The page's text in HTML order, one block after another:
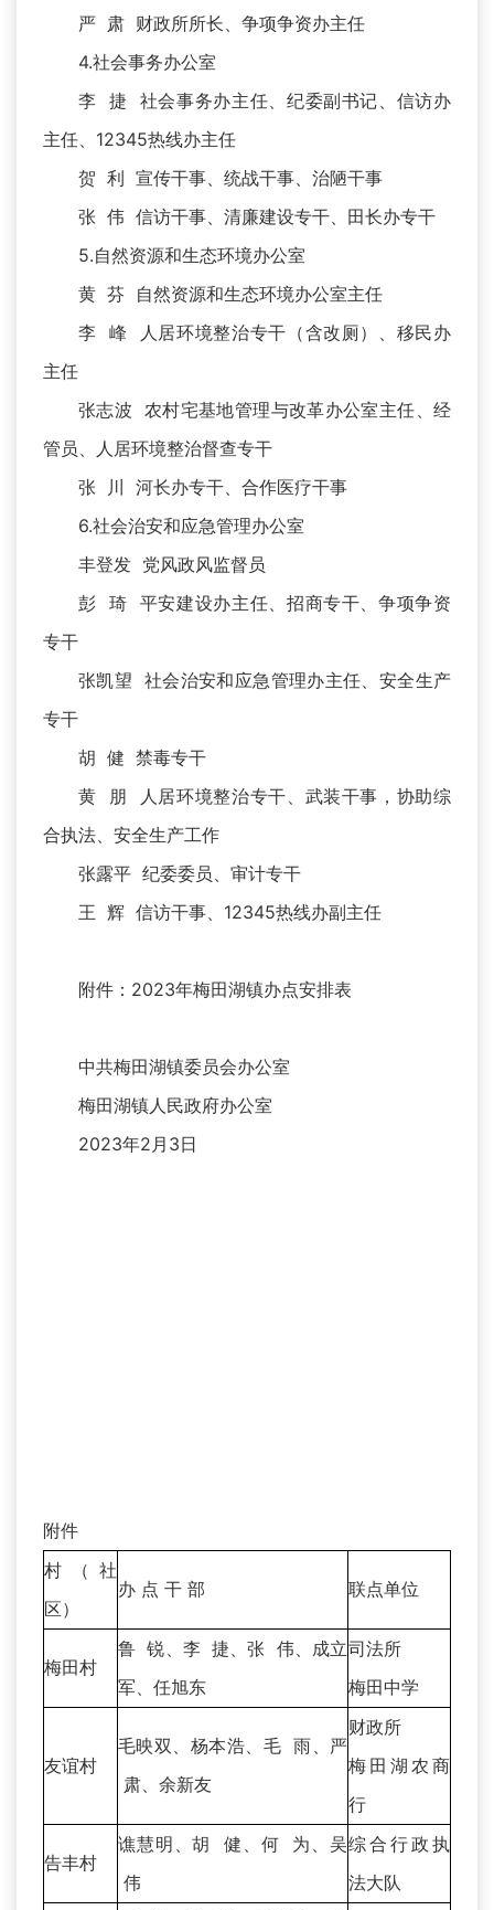
严 肃 财政所所长、争项争资办主任
4.社会事务办公室
李 捷 社会事务办主任、纪委副书记、信访办
主任、12345热线办主任
贺 利 宣传干事、统战干事、治陋干事
张 伟 信访干事、清廉建设专干、田长办专干
5.自然资源和生态环境办公室
黄 芬 自然资源和生态环境办公室主任
李 峰 人居环境整治专干（含改厕）、移民办
主任
张志波 农村宅基地管理与改革办公室主任、经
管员、人居环境整治督查专干
张 川 河长办专干、合作医疗干事
6.社会治安和应急管理办公室
丰登发 党风政风监督员
彭 琦 平安建设办主任、招商专干、争项争资
专干
张凯望 社会治安和应急管理办主任、安全生产
专干
胡 健 禁毒专干
黄 朋 人居环境整治专干、武装干事，协助综
合执法、安全生产工作
张露平 纪委委员、审计专干
王 辉 信访干事、12345热线办副主任
附件：2023年梅田湖镇办点安排表
中共梅田湖镇委员会办公室
梅田湖镇人民政府办公室
2023年2月3日
附件
村（社
区）
办 点 干 部 联点单位
梅田村
鲁 锐、李 捷、张 伟、成立
军、任旭东
司法所
梅田中学
友谊村
毛映双、杨本浩、毛 雨、严
肃、余新友
财政所
梅田湖农商
行
告丰村
谯慧明、胡 健、何 为、吴
伟
综合行政执
法大队